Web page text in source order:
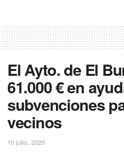
El Ayto. de El
61.000 € en
subvenciones
vecinos
10 julio, 2020